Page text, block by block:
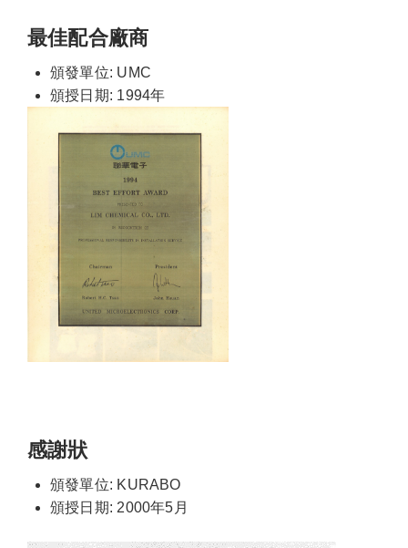
最佳配合廠商
頒發單位: UMC
頒授日期: 1994年
感謝狀
頒發單位: KURABO
頒授日期: 2000年5月